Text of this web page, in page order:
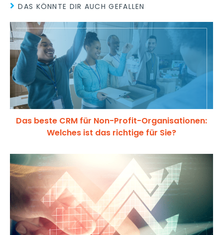
DAS KÖNNTE DIR AUCH GEFALLEN
Das beste CRM für Non-Profit-Organisationen:
Welches ist das richtige für Sie?